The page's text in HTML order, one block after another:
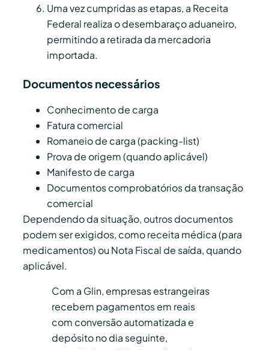
Uma vez cumpridas as etapas, a Receita
Federal realiza o desembaraço aduaneiro,
permitindo a retirada da mercadoria
importada.
Documentos necessários
Conhecimento de carga
Fatura comercial
Romaneio de carga (packing-list)
Prova de origem (quando aplicável)
Manifesto de carga
Documentos comprobatórios da transação
comercial
Dependendo da situação, outros documentos
podem ser exigidos, como receita médica (para
medicamentos) ou Nota Fiscal de saída, quando
aplicável.
Com a Glin, empresas estrangeiras
recebem pagamentos em reais
com conversão automatizada e
depósito no dia seguinte,